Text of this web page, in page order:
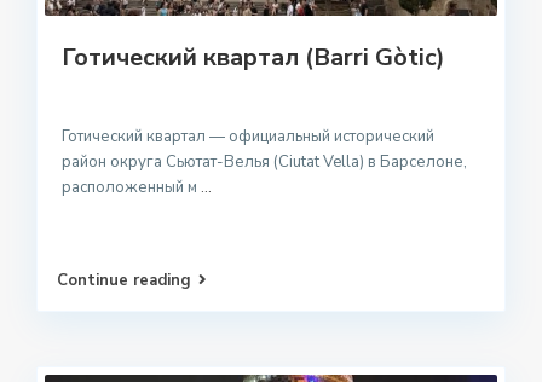
Готический квартал (Barri Gòtic)
Готический квартал — официальный исторический
район округа Сьютат-Велья (Ciutat Vella) в Барселоне,
расположенный м ...
Continue reading